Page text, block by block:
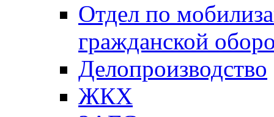
Отдел по
гражданской
Делопроизводство
ЖКХ